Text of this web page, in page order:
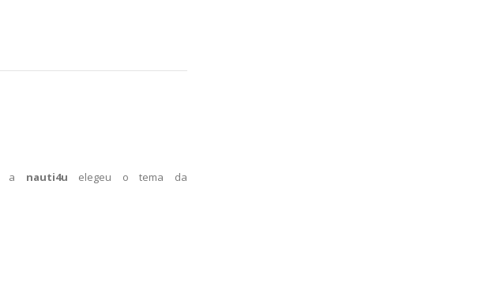
a nauti4u elegeu o tema da